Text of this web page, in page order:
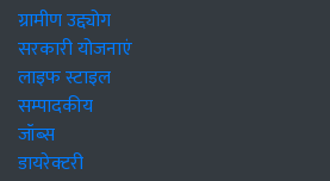
ग्रामीण उद्द्योग
सरकारी योजनाएं
लाइफ स्टाइल
सम्पादकीय
जॉब्स
डायरेक्टरी